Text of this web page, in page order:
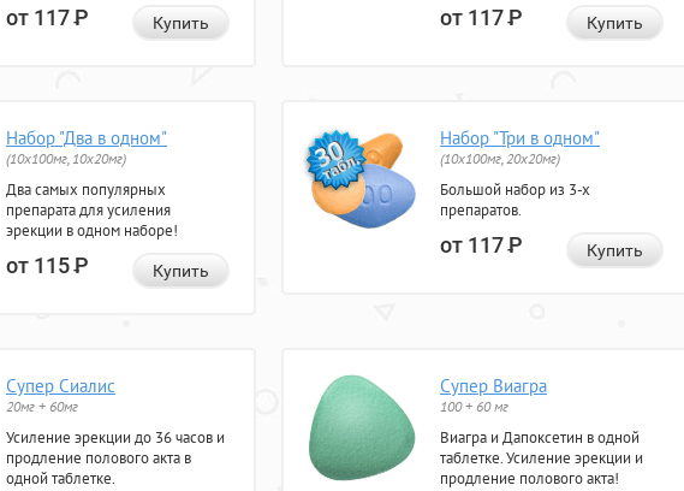
от 117Р Купить от 117Р Купить
Набор "Два в одном"
(10x100мг, 10x20мг)
Два самых популярных
препарата для усиления
эрекции в одном наборе!
от 115Р Купить
Набор "Три в одном"
(10x100мг, 20x20мг)
Большой набор из 3-х
препаратов.
от 117Р Купить
Супер Сиалис
20мг + 60мг
Усиление эрекции до 36 часов и
продление полового акта в
одной таблетке.
Супер Виагра
100 + 60 мг
Виагра и Дапоксетин в одной
таблетке. Усиление эрекции и
продление полового акта!